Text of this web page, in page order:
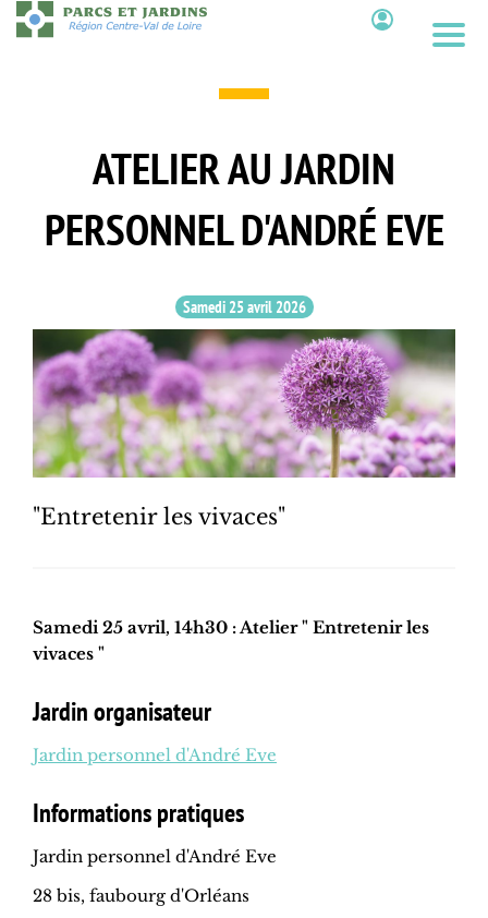
Aller
au
ATELIER AU JARDIN
PERSONNEL D'ANDRÉ EVE
Samedi 25 avril 2026
"Entretenir les vivaces"
Samedi 25 avril, 14h30 : Atelier " Entretenir les
vivaces "
Jardin organisateur
Jardin personnel d'André Eve
Informations pratiques
Jardin personnel d'André Eve
28 bis, faubourg d'Orléans